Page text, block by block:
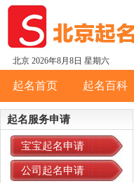
北京 2026年8月8日 星期六
起名首页 起名百科
起名服务申请
宝宝起名申请
公司起名申请